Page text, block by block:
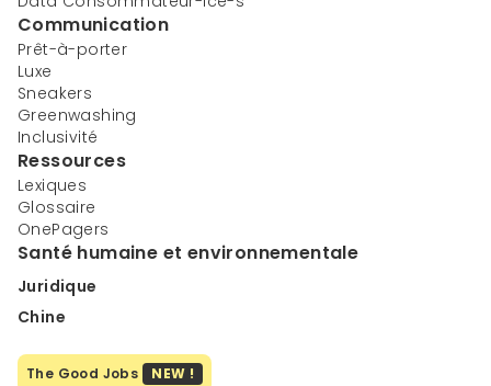
Communication
Prêt-à-porter
Luxe
Sneakers
Greenwashing
Inclusivité
Ressources
Lexiques
Glossaire
OnePagers
Santé humaine et environnementale
Juridique
Chine
The Good Jobs NEW !